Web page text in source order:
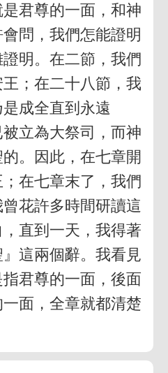
君尊的一面，和神
問，我們怎能證明
明。在二節，我們
；在二十八節，我
成全直到永遠
立為大祭司，而神
。因此，在七章開
在七章末了，我們
花許多時間研讀這
直到一天，我得著
』這兩個辭。我看見
君尊的一面，後面
面，全章就都清楚